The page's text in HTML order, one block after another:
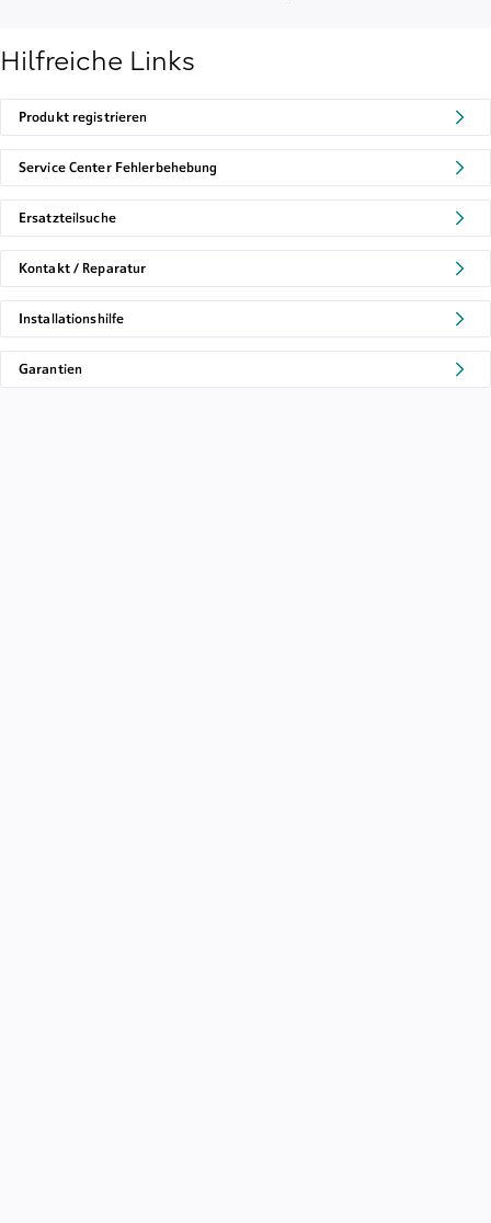
Hilfreiche Links
Produkt registrieren
Service Center Fehlerbehebung
Ersatzteilsuche
Kontakt / Reparatur
Installationshilfe
Garantien